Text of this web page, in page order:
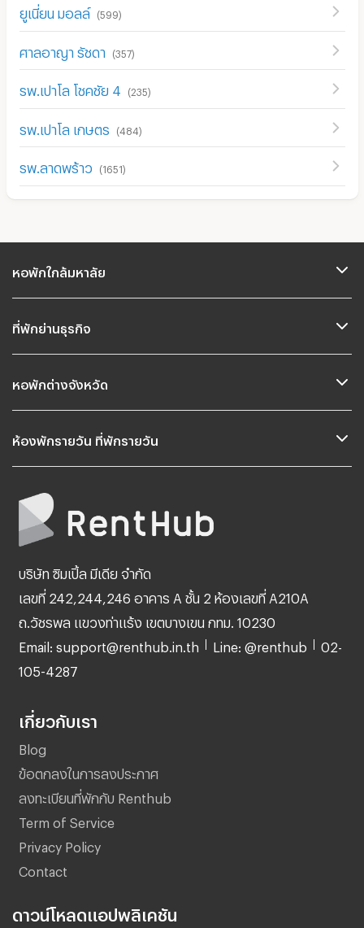
ยูเนี่ยน มอลล์ (599)
ศาลอาญา รัชดา (357)
รพ.เปาโล โชคชัย 4 (235)
รพ.เปาโล เกษตร (484 )
รพ.ลาดพร้าว (1651)
หอพักใกล้มหาลัย
ที่พักย่านธุรกิจ
หอพักต่างจังหวัด
ห้องพักรายวัน ที่พักรายวัน
บริษัท ซิมเปิ้ล มีเดีย จำกัด
เลขที่ 242,244,246 อาคาร A ชั้น 2 ห้องเลขที่ A210A
ถ.วัชรพล แขวงท่าแร้ง เขตบางเขน กทม. 10230
Email: support@renthub.in.th Line: @renthub 02-
105-4287
เกี่ยวกับเรา
Blog
ข้อตกลงในการลงประกาศ
ลงทะเบียนที่พักกับ Renthub
Term of Service
Privacy Policy
Contact
ดาวน์โหลดแอปพลิเคชัน